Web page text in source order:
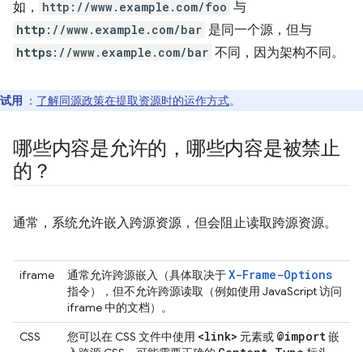
如，
http://www.example.com/foo 与
http ://www.example.com/bar 是同一个源，但与
https://www.example.com/bar 不同，因为架构不同。
试用 ： 了解同源政策在提取资源时的运作方式。
哪些内容是允许的，哪些内容是被禁止
的？
通常，系统允许嵌入跨源资源，但会阻止读取跨源资源。
iframe 通常允许跨源嵌入（具体取决于X-Frame-Options
指令），但不允许跨源读取（例如使用 JavaScript 访问
iframe 中的文档）。
CSS
您可以在 CSS 文件中使用 <link> 元素或 @import嵌